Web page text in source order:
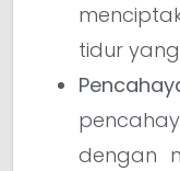
tidur
dengan